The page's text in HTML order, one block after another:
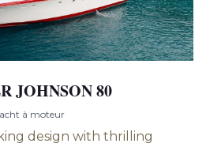
JOHNSON 80
à moteur
design with thrilling